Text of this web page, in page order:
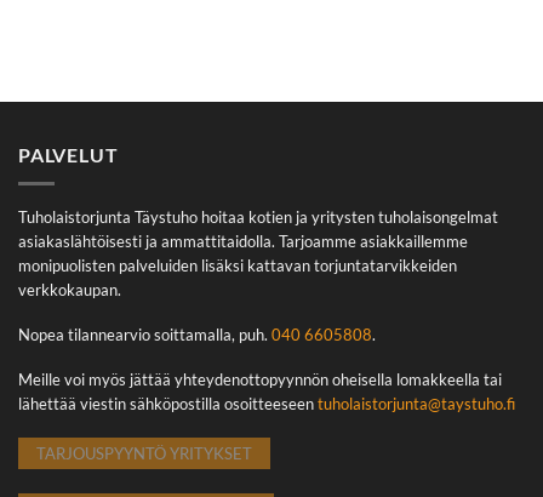
PALVELUT
Tuholaistorjunta Täystuho hoitaa kotien ja yritysten tuholaisongelmat
asiakaslähtöisesti ja ammattitaidolla. Tarjoamme asiakkaillemme
monipuolisten palveluiden lisäksi kattavan torjuntatarvikkeiden
verkkokaupan.
Nopea tilannearvio soittamalla, puh. 040 6605808.
Meille voi myös jättää yhteydenottopyynnön oheisella lomakkeella tai
lähettää viestin sähköpostilla osoitteeseentuholaistorjunta@taystuho.fi
TARJOUSPYYNTÖ YRITYKSET